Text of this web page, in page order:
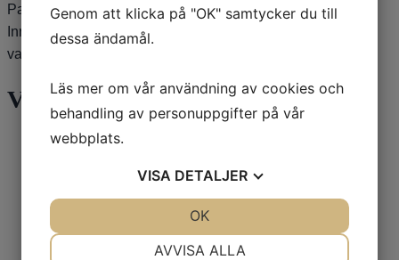
Parkinsonmedicin och då kan symtomen vara värre ett tag.
Inre pulsationer eller känsla av skakningar är ett ganska
vanligt Parkinsonsymtom. /Dag Nyholm
Våra sponsorer
Genom att klicka på "OK" samtycker du till
dessa ändamål.
Läs mer om vår användning av cookies och
behandling av personuppgifter på vår
webbplats.
VISA DETALJER
AVVISA ALLA
OK